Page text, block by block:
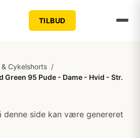
TILBUD
Cykelshorts /
Green 95 Pude - Dame - Hvid - Str.
denne side kan være genereret